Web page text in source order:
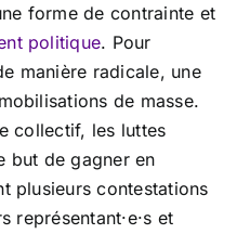
forme de contrainte et
politique. Pour
manière radicale, une
de masse.
collectif, les luttes
but de gagner en
plusieurs contestations
représentant·e·s et